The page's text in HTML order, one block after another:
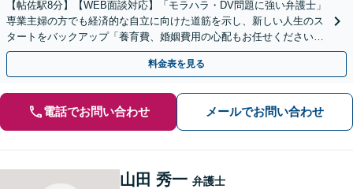
【帖佐駅8分】【WEB面談対応】「モラハラ・DV問題に強い弁護士」
専業主婦の方でも経済的な自立に向けた道筋を示し、新しい人生のス
タートをバックアップ「養育費、婚姻費用の心配もお任せください」
経営者特有の離婚問題に対応【休日・夜間相談可】
料金表を見る
電話でお問い合わせ メールでお問い合わせ
山田 秀一 弁護士